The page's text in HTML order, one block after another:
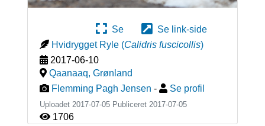
Se
Se link-side
Hvidrygget Ryle (Calidris fuscicollis)
2017-06-10
Qaanaaq, Grønland
Flemming Pagh Jensen - Se profil
Uploadet 2017-07-05 Publiceret 2017-07-05
1706